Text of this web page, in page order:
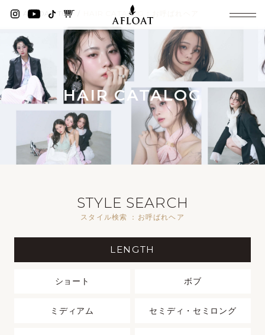
AFLOAT TOP HAIR CATALOG：お呼ばれヘア
HAIR CATALOG
STYLE SEARCH
スタイル検索 ：お呼ばれヘア
LENGTH
ショート ボブ
ミディアム セミディ・セミロング